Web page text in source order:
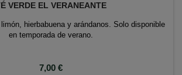
VERDE EL VERANEANTE
hierbabuena y arándanos. Solo disponible
en temporada de verano.
Precio
7,00 €